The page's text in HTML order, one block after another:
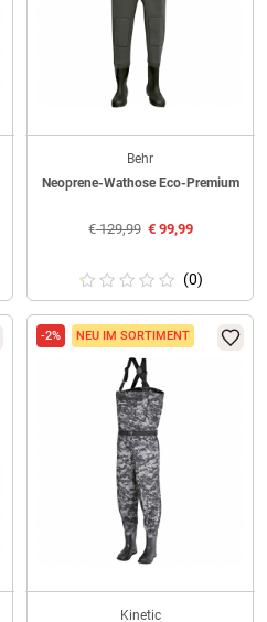
Behr
Neoprene-Wathose Eco-Premium
€129,99 €99,99
(0)
-2% NEU IM SORTIMENT
Kinetic